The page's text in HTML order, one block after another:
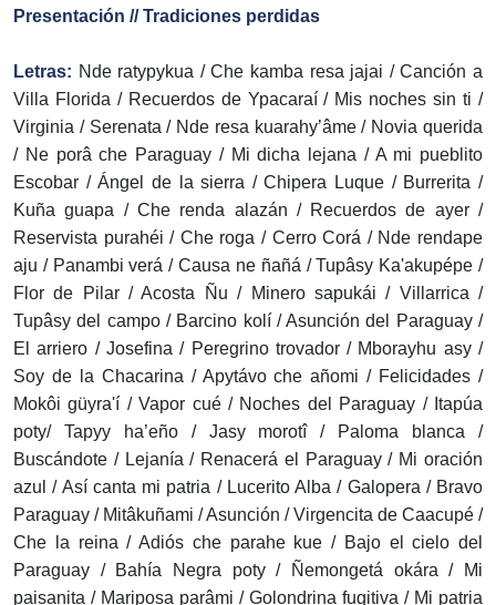
Presentación // Tradiciones perdidas
Letras: Nde ratypykua / Che kamba resa jajai / Canción a
Villa Florida / Recuerdos de Ypacaraí / Mis noches sin ti /
Virginia / Serenata / Nde resa kuarahy’âme / Novia querida
/ Ne porâ che Paraguay / Mi dicha lejana / A mi pueblito
Escobar / Ángel de la sierra / Chipera Luque / Burrerita /
Kuña guapa / Che renda alazán / Recuerdos de ayer /
Reservista purahéi / Che roga / Cerro Corá / Nde rendape
aju / Panambi verá / Causa ne ñañá / Tupâsy Ka'akupépe /
Flor de Pilar / Acosta Ñu / Minero sapukái / Villarrica /
Tupâsy del campo / Barcino kolí / Asunción del Paraguay /
El arriero / Josefina / Peregrino trovador / Mborayhu asy /
Soy de la Chacarina / Apytávo che añomi / Felicidades /
Mokôi güyra'í / Vapor cué / Noches del Paraguay / Itapúa
poty/ Tapyy ha’eño / Jasy morotî / Paloma blanca /
Buscándote / Lejanía / Renacerá el Paraguay / Mi oración
azul / Así canta mi patria / Lucerito Alba / Galopera / Bravo
Paraguay / Mitâkuñami / Asunción / Virgencita de Caacupé /
Che la reina / Adiós che parahe kue / Bajo el cielo del
Paraguay / Bahía Negra poty / Ñemongetá okára / Mi
paisanita / Mariposa parâmi / Golondrina fugitiva / Mi patria